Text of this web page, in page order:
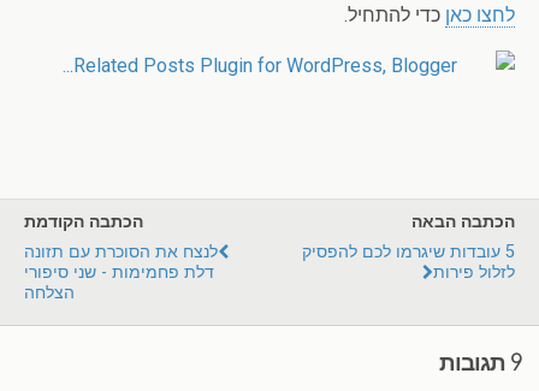
לחצו כאן כדי להתחיל.
הכתבה הקודמת
לנצח את הסוכרת עם תזונה
דלת פחמימות - שני סיפורי
הצלחה
הכתבה הבאה
5 עובדות שיגרמו לכם להפסיק
לזלול פירות
9 תגובות